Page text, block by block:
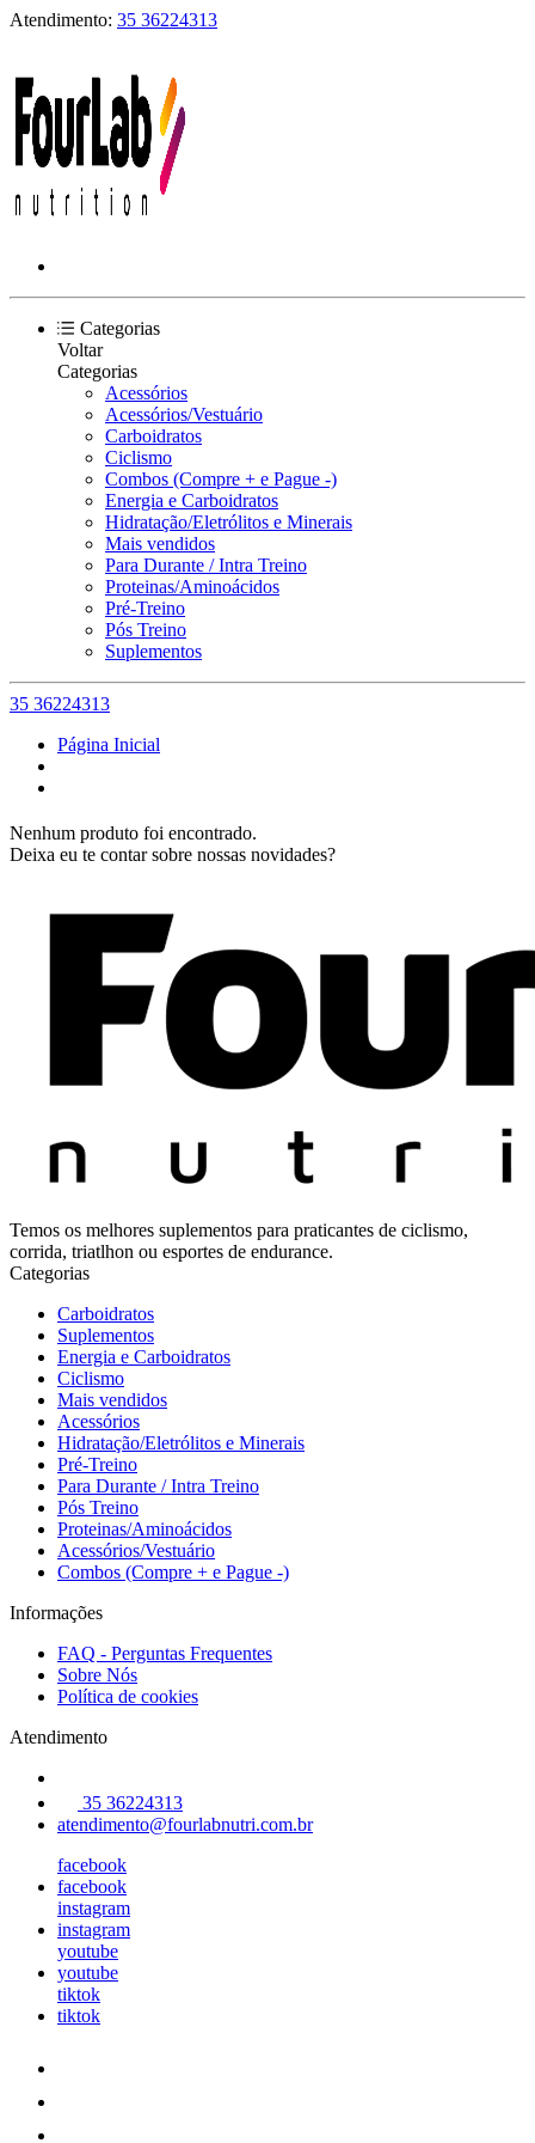
Atendimento: 35 36224313
Categorias
Voltar
Categorias
Acessórios
Acessórios/Vestuário
Carboidratos
Ciclismo
Combos (Compre + e Pague -)
Energia e Carboidratos
Hidratação/Eletrólitos e Minerais
Mais vendidos
Para Durante / Intra Treino
Proteinas/Aminoácidos
Pré-Treino
Pós Treino
Suplementos
35 36224313
Página Inicial
Nenhum produto foi encontrado.
Deixa eu te contar sobre nossas novidades?
Temos os melhores suplementos para praticantes de ciclismo,
corrida, triatlhon ou esportes de endurance.
Categorias
Carboidratos
Suplementos
Energia e Carboidratos
Ciclismo
Mais vendidos
Acessórios
Hidratação/Eletrólitos e Minerais
Pré-Treino
Para Durante / Intra Treino
Pós Treino
Proteinas/Aminoácidos
Acessórios/Vestuário
Combos (Compre + e Pague -)
Informações
FAQ - Perguntas Frequentes
Sobre Nós
Política de cookies
Atendimento
35 36224313
atendimento@fourlabnutri.com.br
facebook
facebook
instagram
instagram
youtube
youtube
tiktok
tiktok